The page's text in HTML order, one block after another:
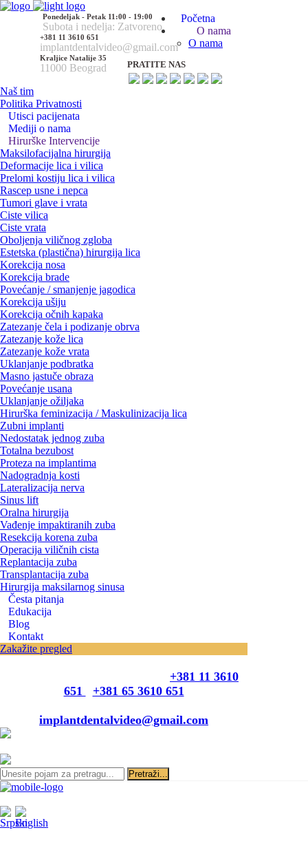
Ponedeljak - Petak 11:00 - 19:00
Subota i nedelja: Zatvoreno
+381 11 3610 651
implantdentalvideo@gmail.com
Kraljice Natalije 35
11000 Beograd PRATITE NAS
Početna
O nama
O nama
Naš tim
Politika Privatnosti
Utisci pacijenata
Mediji o nama
Hirurške Intervencije
Maksilofacijalna hirurgija
Deformacije lica i vilica
Prelomi kostiju lica i vilica
Rascep usne i nepca
Tumori glave i vrata
Ciste vilica
Ciste vrata
Oboljenja viličnog zgloba
Estetska (plastična) hirurgija lica
Korekcija nosa
Korekcija brade
Povećanje / smanjenje jagodica
Korekcija ušiju
Korekcija očnih kapaka
Zatezanje čela i podizanje obrva
Zatezanje kože lica
Zatezanje kože vrata
Uklanjanje podbratka
Masno jastuče obraza
Povećanje usana
Uklanjanje ožiljaka
Hirurška feminizacija / Maskulinizacija lica
Zubni implanti
Nedostatak jednog zuba
Totalna bezubost
Proteza na implantima
Nadogradnja kosti
Lateralizacija nerva
Sinus lift
Oralna hirurgija
Vađenje impaktiranih zuba
Resekcija korena zuba
Operacija viličnih cista
Replantacija zuba
Transplantacija zuba
Hirurgija maksilarnog sinusa
Česta pitanja
Edukacija
Blog
Kontakt
Zakažite pregled
+381 11 3610
651
+381 65 3610 651
implantdentalvideo@gmail.com